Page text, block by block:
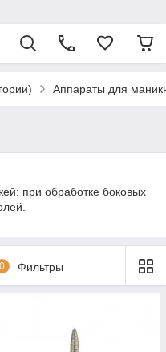
Аппараты для
при обработке боковых
0 Фильтры